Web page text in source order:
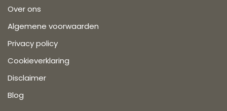
Over ons
Algemene voorwaarden
Privacy policy
Cookieverklaring
Disclaimer
Blog